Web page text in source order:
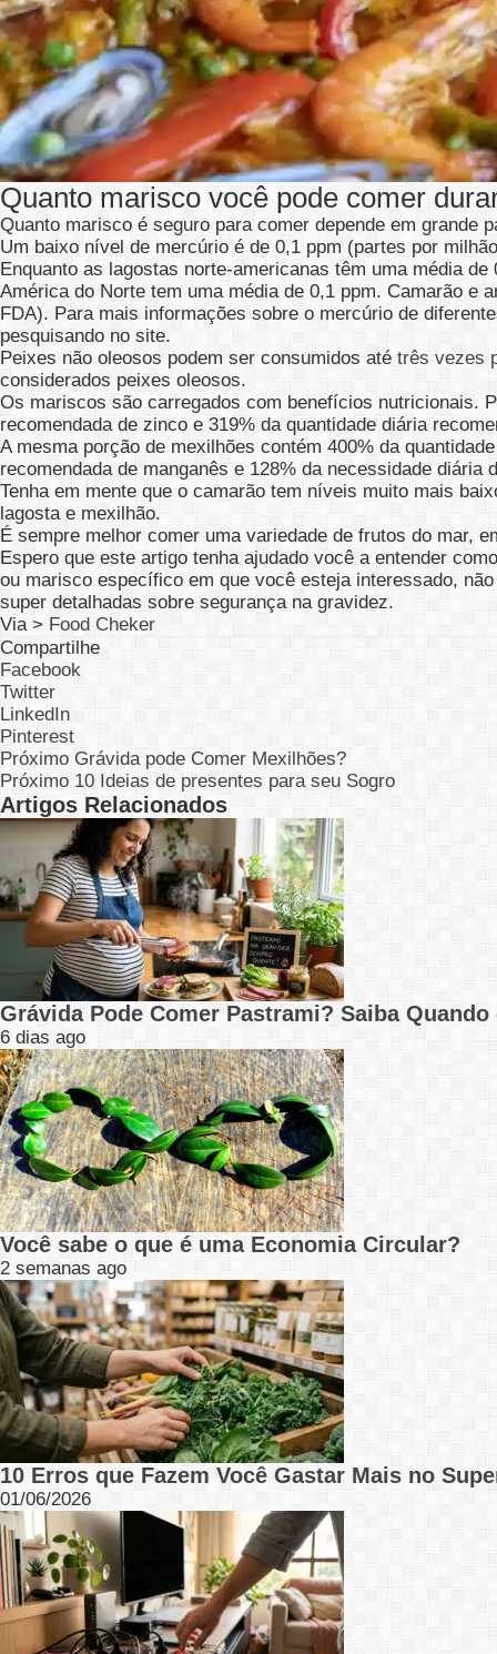
Quanto marisco você pode comer
Quanto marisco é seguro para comer depende em grande
Um baixo nível de mercúrio é de 0,1 ppm (partes por
Enquanto as lagostas norte-americanas têm uma média
América do Norte tem uma média de 0,1 ppm. Camarão e
FDA). Para mais informações sobre o mercúrio de
pesquisando no site.
Peixes não oleosos podem ser consumidos até três vezes
considerados peixes oleosos.
Os mariscos são carregados com benefícios nutricionais.
recomendada de zinco e 319% da quantidade diária
A mesma porção de mexilhões contém 400% da
recomendada de manganês e 128% da necessidade diária
Tenha em mente que o camarão tem níveis muito mais
lagosta e mexilhão.
É sempre melhor comer uma variedade de frutos do mar,
Espero que este artigo tenha ajudado você a entender
ou marisco específico em que você esteja interessado,
super detalhadas sobre segurança na gravidez.
Via > Food Cheker
Compartilhe
Facebook
Twitter
LinkedIn
Pinterest
Próximo Grávida pode Comer Mexilhões?
Próximo 10 Ideias de presentes para seu Sogro
Artigos Relacionados
Grávida Pode Comer Pastrami? Saiba
6 dias ago
Você sabe o que é uma Economia Circular?
2 semanas ago
10 Erros que Fazem Você Gastar Mais no
01/06/2026